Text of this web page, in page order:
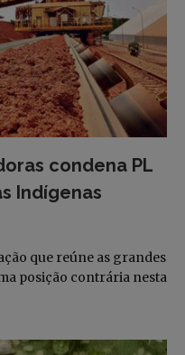
condena PL
Indígenas
que reúne as grandes
posição contrária nesta